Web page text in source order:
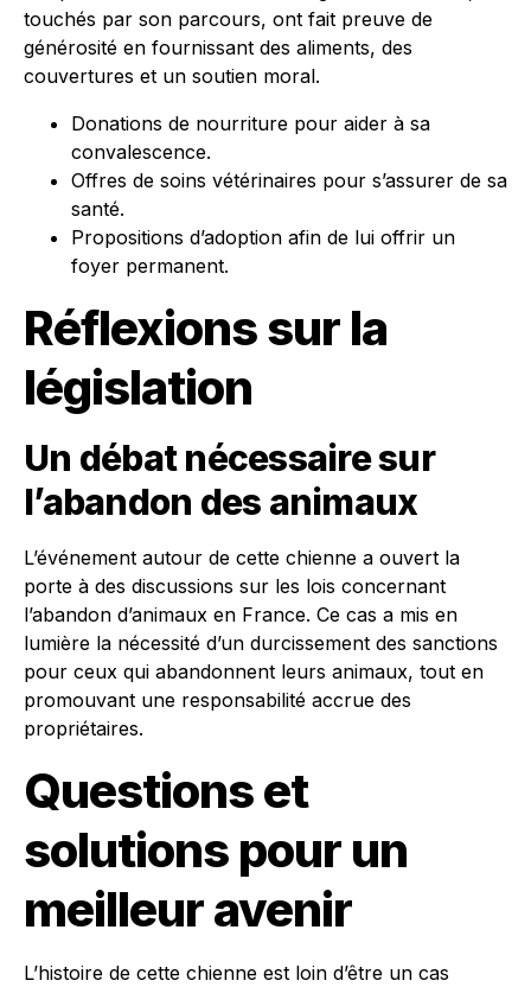
touchés par son parcours, ont fait preuve de
générosité en fournissant des aliments, des
couvertures et un soutien moral.
Donations de nourriture pour aider à sa
convalescence.
Offres de soins vétérinaires pour s’assurer de sa
santé.
Propositions d’adoption afin de lui offrir un
foyer permanent.
Réflexions sur la
législation
Un débat nécessaire sur
l’abandon des animaux
L’événement autour de cette chienne a ouvert la
porte à des discussions sur les lois concernant
l’abandon d’animaux en France. Ce cas a mis en
lumière la nécessité d’un durcissement des sanctions
pour ceux qui abandonnent leurs animaux, tout en
promouvant une responsabilité accrue des
propriétaires.
Questions et
solutions pour un
meilleur avenir
L’histoire de cette chienne est loin d’être un cas